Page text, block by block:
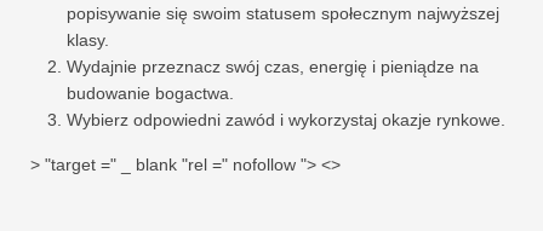
popisywanie się swoim statusem społecznym najwyższej
klasy.
Wydajnie przeznacz swój czas, energię i pieniądze na
budowanie bogactwa.
Wybierz odpowiedni zawód i wykorzystaj okazje rynkowe.
> "target =" _ blank "rel =" nofollow "> <>